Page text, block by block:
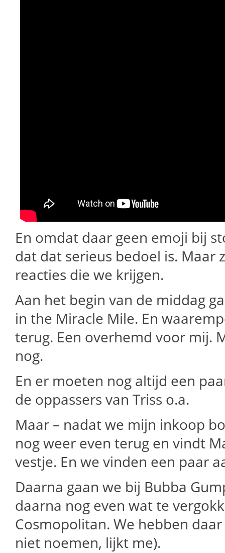
En omdat daar geen emoji bij
dat dat serieus bedoel is. Maar
reacties die we krijgen.
Aan het begin van de middag
in the Miracle Mile. En
terug. Een overhemd voor mij.
nog.
En er moeten nog altijd een
de oppassers van Triss o.a.
Maar – nadat we mijn inkoop
nog weer even terug en vindt
vestje. En we vinden een paar
Daarna gaan we bij Bubba
daarna nog even wat te
Cosmopolitan. We hebben
niet noemen, lijkt me).